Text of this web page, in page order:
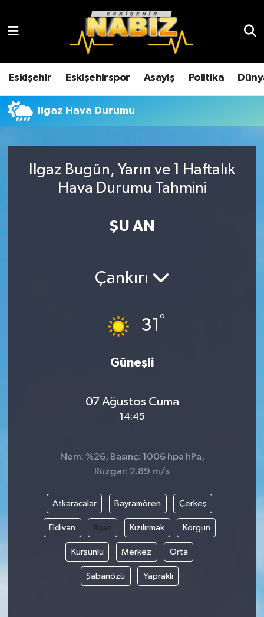
Eskişehir Eskişehirspor Asayiş Politika
Ilgaz Hava Durumu
Ilgaz Bugün, Yarın ve 1 Haftalık
Hava Durumu Tahmini
ŞU AN
Çankırı
31 °
Güneşli
07 Ağustos Cuma
14:45
Nem: %26, Basınç: 1006 hpa hPa,
Rüzgar: 2.89 m/s
Atkaracalar Bayramören Çerkeş
Eldivan Ilgaz Kızılırmak Korgun
Kurşunlu Merkez Orta
Şabanözü Yapraklı
Çevre
Dünya
Ekonomi
Eskişehir
Yaşam
Yurttan
Eskişehir Hava Durumu
Eskişehir Trafik Yoğunluk Haritası
TFF 3.Lig 4.Grup Puan Durumu ve Fikstür
Son Dakika Haberleri
Haber Arşivi